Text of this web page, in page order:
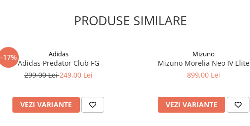
PRODUSE SIMILARE
-17% Adidas
Adidas Predator Club FG
299,00 Lei249,00 Lei
VEZI VARIANTE
Mizuno
Mizuno Morelia Neo IV Elite
899,00 Lei
VEZI VARIANTE